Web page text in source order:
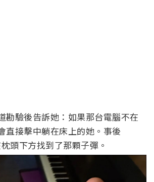
勘驗後告訴她：如果那台電腦不在
直接擊中躺在床上的她。事後
頭下方找到了那顆子彈。